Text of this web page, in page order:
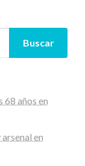
Buscar
68 años en
en